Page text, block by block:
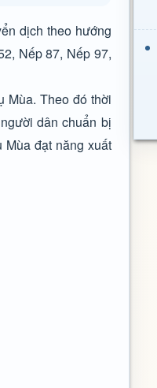
dịch theo hướng
Nếp 87, Nếp 97,
Mùa. Theo đó thời
dân chuẩn bị
đạt năng xuất